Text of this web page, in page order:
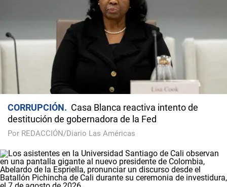
CORRUPCIÓN
Casa Blanca reactiva intento de
destitución de gobernadora de la Fed
Por REDACCIÓN/Diario Las Américas